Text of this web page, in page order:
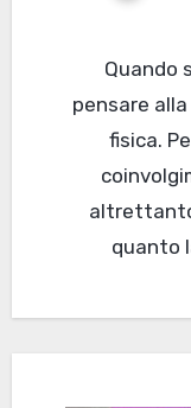
Quando si parla di sport é istintivo
pensare
fisica.
quanto